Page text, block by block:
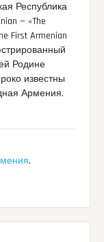
Республика
— «The
First Armenian
Родине
известны
Армения.
,